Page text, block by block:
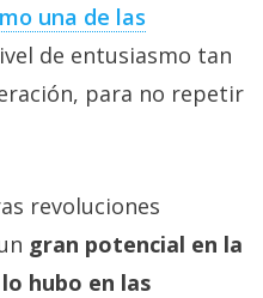
una de las
de entusiasmo tan
para no repetir
revoluciones
gran potencial en la
hubo en las